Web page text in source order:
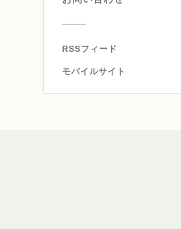
RSSフィード
モバイルサイト